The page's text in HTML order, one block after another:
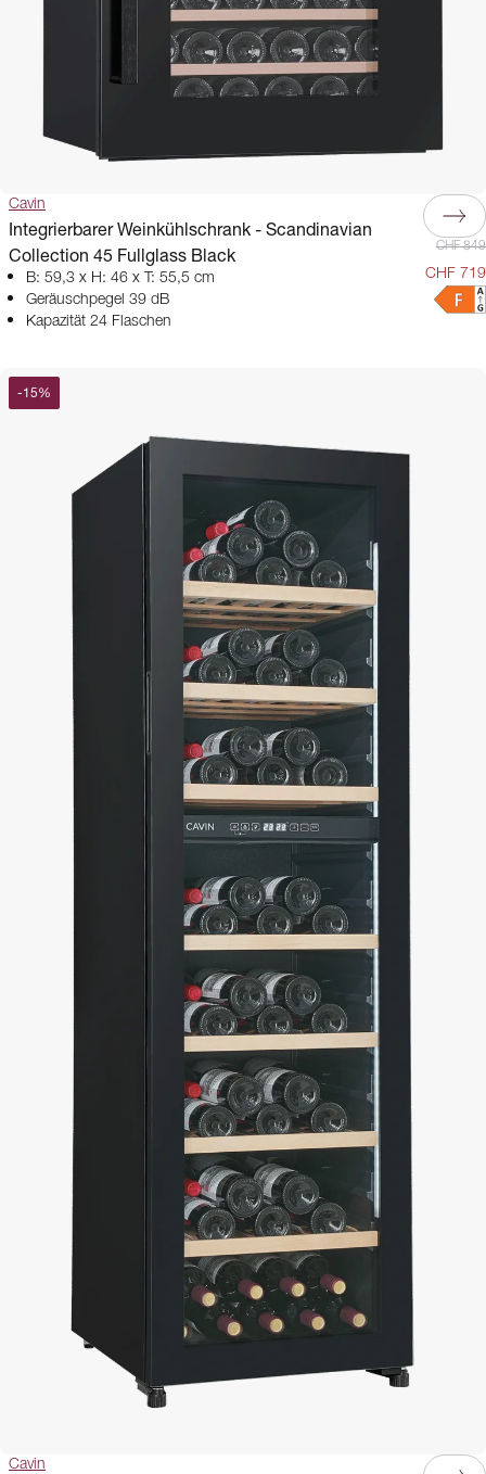
Cavin
Integrierbarer Weinkühlschrank - Scandinavian
Collection 45 Fullglass Black
B: 59,3 x H: 46 x T: 55,5 cm
Geräuschpegel 39 dB
Kapazität 24 Flaschen
CHF 849
CHF 719
-15%
Cavin